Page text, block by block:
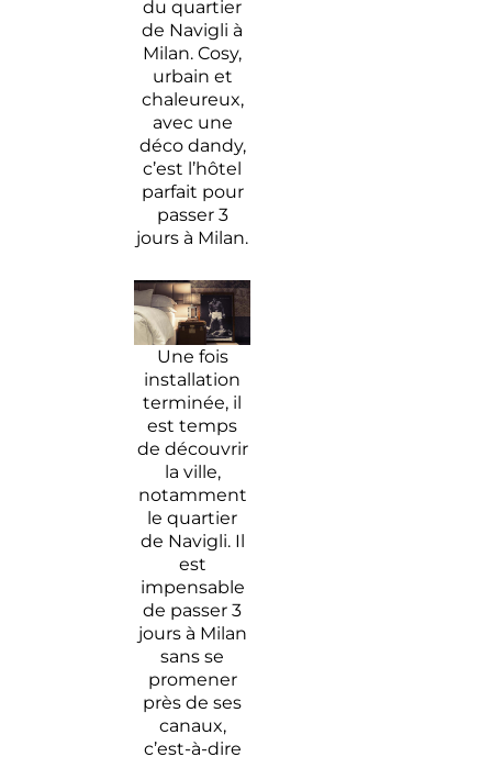
du quartier
de Navigli à
Milan. Cosy,
urbain et
chaleureux,
avec une
déco dandy,
c’est l’hôtel
parfait pour
passer 3
jours à Milan.
Une fois
installation
terminée, il
est temps
de découvrir
la ville,
notamment
le quartier
de Navigli. Il
est
impensable
de passer 3
jours à Milan
sans se
promener
près de ses
canaux,
c’est-à-dire